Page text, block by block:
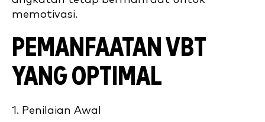
memotivasi.
PEMANFAATAN VBT
YANG OPTIMAL
1. Penilaian Awal